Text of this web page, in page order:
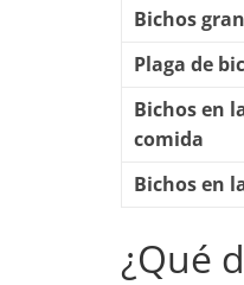
Bichos
Plaga de
Bichos en
comida
Bichos en
¿Qué